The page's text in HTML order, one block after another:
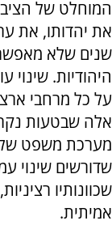
המוחלט של
את יהדותו, את
שנים שלא
היהודיות. שינוי
על כל מרחבי
אלה שבטעות
מערכת משפט של
שדורשים שינוי
שכוונותיו
אמיתית.